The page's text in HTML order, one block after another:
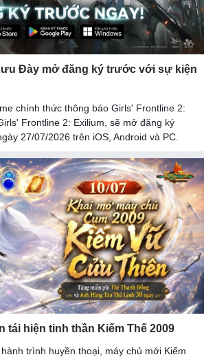
Đày mở đăng ký trước với sự kiện
chính thức thông báo Girls' Frontline 2:
Frontline 2: Exilium, sẽ mở đăng ký
27/07/2026 trên iOS, Android và PC.
tái hiện tinh thần Kiếm Thế 2009
trình huyền thoại, máy chủ mới Kiếm